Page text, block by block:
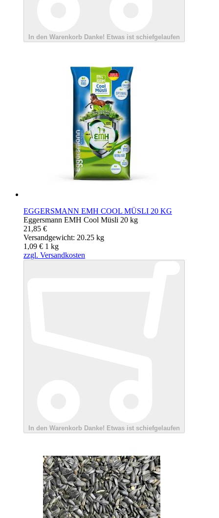
In den Warenkorb Danke! Etwas ist schiefgelaufen
EGGERSMANN EMH COOL MÜSLI 20 KG
Eggersmann EMH Cool Müsli 20 kg
21,85 €
Versandgewicht: 20.25 kg
1,09 € 1 kg
zzgl. Versandkosten
In den Warenkorb Danke! Etwas ist schiefgelaufen